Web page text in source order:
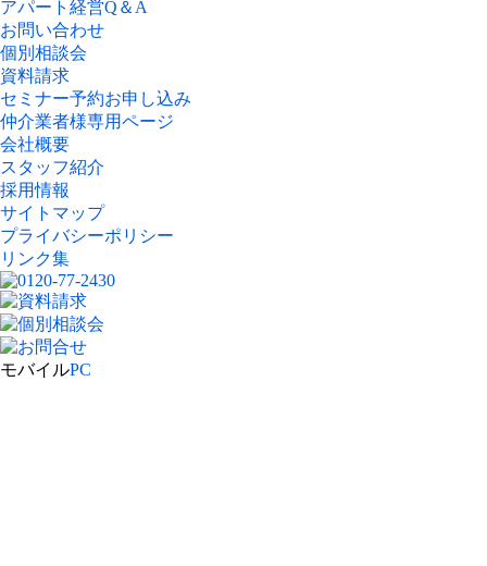
アパート経営Q＆A
お問い合わせ
個別相談会
資料請求
セミナー予約お申し込み
仲介業者様専用ページ
会社概要
スタッフ紹介
採用情報
サイトマップ
プライバシーポリシー
リンク集
モバイルPC